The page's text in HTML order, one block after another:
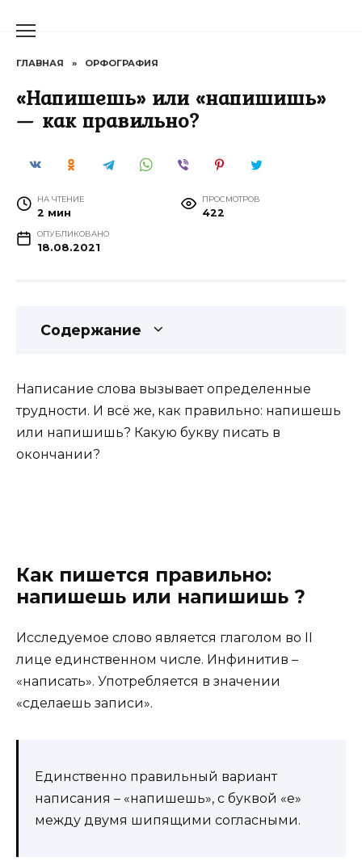
ГЛАВНАЯ » ОРФОГРАФИЯ
«Напишешь» или «напишишь»
— как правильно?
НА ЧТЕНИЕ
2 мин
ПРОСМОТРОВ
422
ОПУБЛИКОВАНО
18.08.2021
Содержание
Написание слова вызывает определенные
трудности. И всё же, как правильно: напишешь
или напишишь? Какую букву писать в
окончании?
Как пишется правильно:
напишешь или напишишь ?
Исследуемое слово является глаголом во II
лице единственном числе. Инфинитив –
«написать». Употребляется в значении
«сделаешь записи».
Единственно правильный вариант
написания – «напишешь», с буквой «е»
между двумя шипящими согласными.